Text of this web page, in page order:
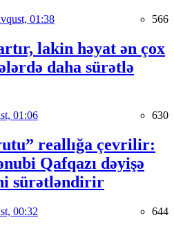
01:38 566
lakin həyat ən çox
daha sürətlə
01:06 630
reallığa çevrilir:
Qafqazı dəyişə
sürətləndirir
00:32 644